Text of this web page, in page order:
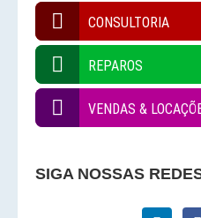
CONSULTORIA
REPAROS
VENDAS &
SIGA NOSSAS